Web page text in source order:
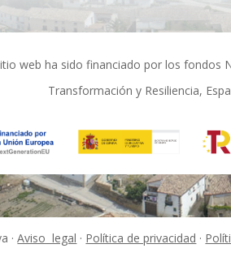
web ha sido financiado por los fondos
Transformación y Resiliencia,
·Aviso legal · Política de privacidad ·